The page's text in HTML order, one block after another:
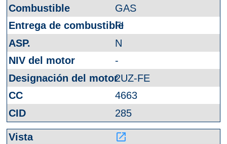
GAS
FI
N
-
2UZ-FE
4663
285
launch